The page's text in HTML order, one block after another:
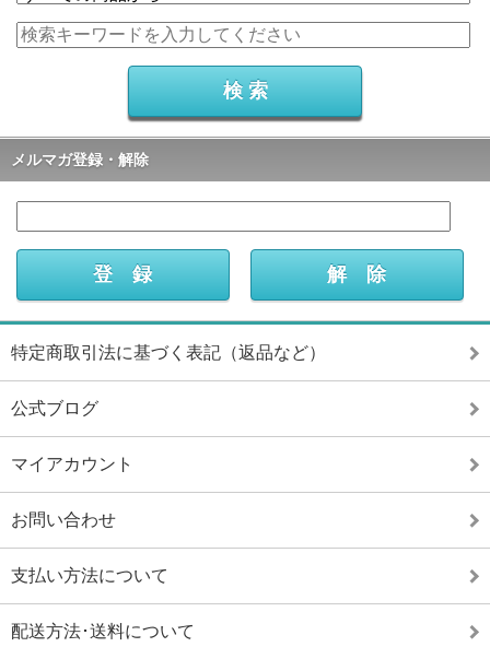
メルマガ登録・解除
特定商取引法に基づく表記（返品など）
公式ブログ
マイアカウント
お問い合わせ
支払い方法について
配送方法･送料について